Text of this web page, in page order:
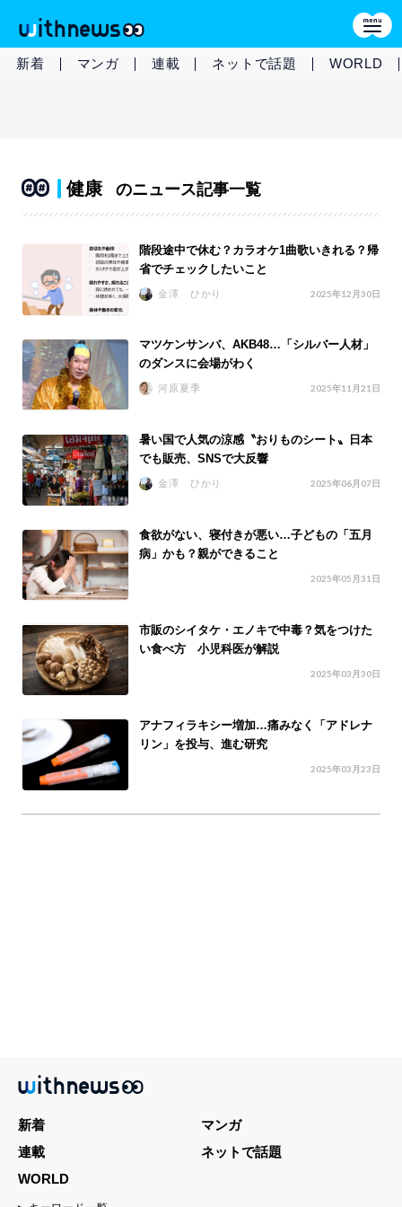
新着 マンガ 連載 ネットで話題 WORLD
健康 のニュース記事一覧
階段途中で休む？カラオケ1曲歌いきれる？帰
省でチェックしたいこと
金澤 ひかり 2025年12月30日
マツケンサンバ、AKB48…「シルバー人材」
のダンスに会場がわく
河原夏季 2025年11月21日
暑い国で人気の涼感〝おりものシート〟日本
でも販売、SNSで大反響
金澤 ひかり 2025年06月07日
食欲がない、寝付きが悪い…子どもの「五月
病」かも？親ができること
2025年05月31日
市販のシイタケ・エノキで中毒？気をつけた
い食べ方 小児科医が解説
2025年03月30日
アナフィラキシー増加…痛みなく「アドレナ
リン」を投与、進む研究
2025年03月23日
新着
マンガ
連載
ネットで話題
WORLD